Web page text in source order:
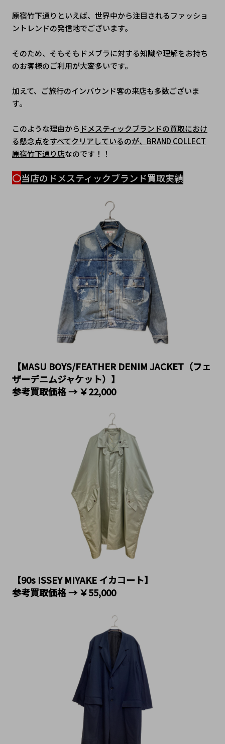
原宿竹下通りといえば、世界中から注目されるファッショ
ントレンドの発信地でございます。
そのため、そもそもドメブラに対する知識や理解をお持ち
のお客様のご利用が大変多いです。
加えて、ご旅行のインバウンド客の来店も多数ございま
す。
このような理由から ドメスティックブランドの買取におけ
る懸念点をすべてクリアしているのが、BRAND COLLECT
原宿竹下通り店なのです！！
〇当店のドメスティックブランド買取実績
【MASU BOYS/FEATHER DENIM JACKET（フェ
ザーデニムジャケット）】
参考買取価格 → ￥22,000
【90s ISSEY MIYAKE イカコート】
参考買取価格 → ￥55,000